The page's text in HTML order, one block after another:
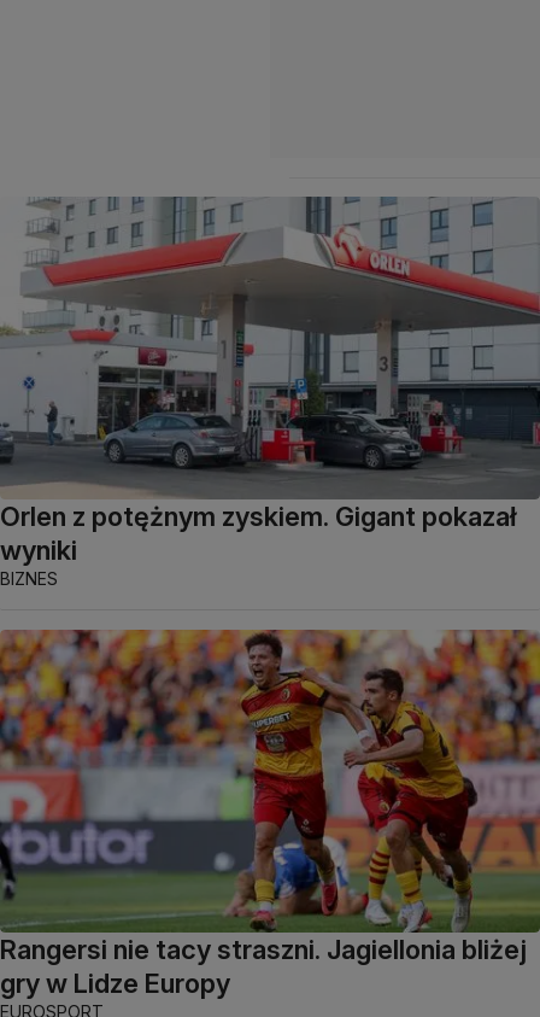
Orlen z potężnym zyskiem. Gigant pokazał
wyniki
BIZNES
Rangersi nie tacy straszni. Jagiellonia bliżej
gry w Lidze Europy
EUROSPORT